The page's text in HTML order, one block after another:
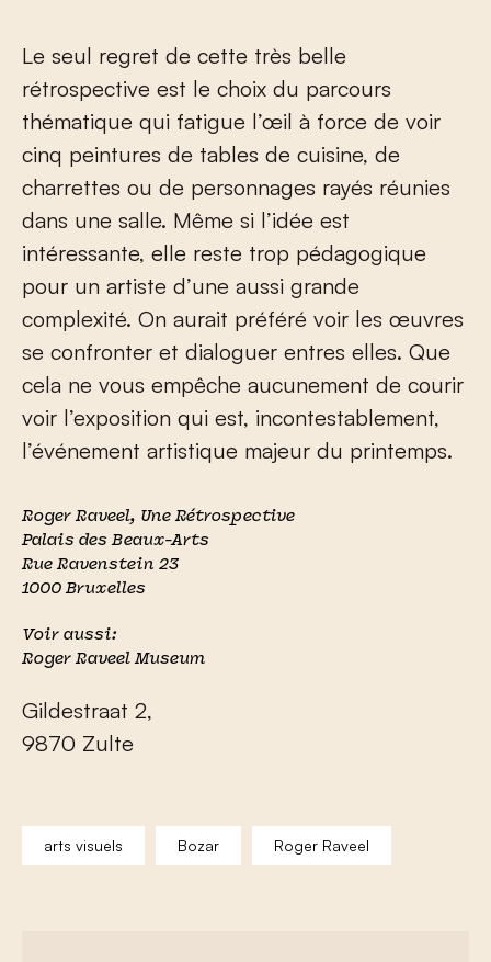
Le seul regret de cette très belle
rétrospective est le choix du parcours
thématique qui fatigue l’œil à force de voir
cinq peintures de tables de cuisine, de
charrettes ou de personnages rayés réunies
dans une salle. Même si l’idée est
intéressante, elle reste trop pédagogique
pour un artiste d’une aussi grande
complexité. On aurait préféré voir les œuvres
se confronter et dialoguer entres elles. Que
cela ne vous empêche aucunement de courir
voir l’exposition qui est, incontestablement,
l’événement artistique majeur du printemps.
Roger Raveel, Une Rétrospective
Palais des Beaux-Arts
Rue Ravenstein 23
1000 Bruxelles
Voir aussi:
Roger Raveel Museum
Gildestraat 2,
9870 Zulte
arts visuels Bozar Roger Raveel